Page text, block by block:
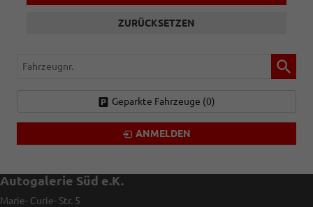
ZURÜCKSETZEN
Fahrzeugnr.
Geparkte Fahrzeuge (0)
ANMELDEN
Autogalerie Süd e.K.
Marie- Curie- Str. 5